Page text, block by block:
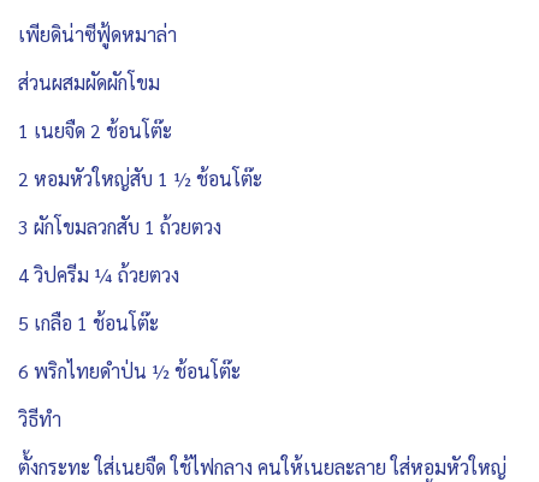
เพียดิน่าซีฟู้ดหมาล่า
ส่วนผสมผัดผักโขม
1 เนยจืด 2 ช้อนโต๊ะ
2 หอมหัวใหญ่สับ 1 ½ ช้อนโต๊ะ
3 ผักโขมลวกสับ 1 ถ้วยตวง
4 วิปครีม ¼ ถ้วยตวง
5 เกลือ 1 ช้อนโต๊ะ
6 พริกไทยดำป่น ½ ช้อนโต๊ะ
วิธีทำ
ตั้งกระทะ ใส่เนยจืด ใช้ไฟกลาง คนให้เนยละลาย ใส่หอมหัวใหญ่